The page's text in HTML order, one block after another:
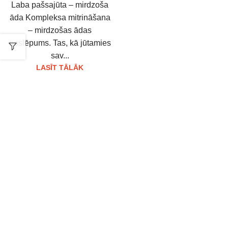
Laba pašsajūta – mirdzoša
āda Kompleksa mitrināšana
– mirdzošas ādas
noslēpums. Tas, kā jūtamies
sav...
LASĪT TĀLĀK